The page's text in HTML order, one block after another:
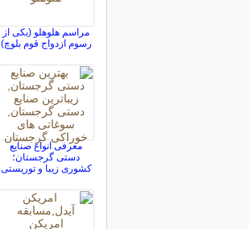
مراسم هلوهلو (یکی از
رسوم ازدواج قوم بلوچ)
معرفی انواع صنایع
دستی گرجستان؛
کشوری زیبا و توریستی